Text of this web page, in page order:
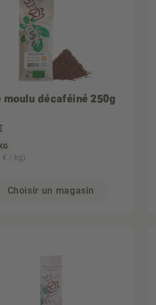
moulu décaféiné 250g
€ / kg)
Choisir un magasin